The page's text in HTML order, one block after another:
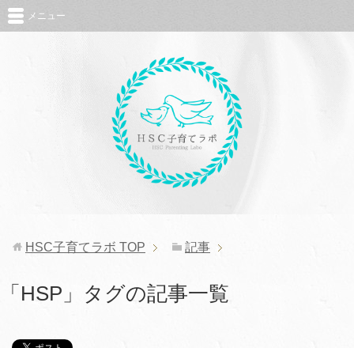
メニュー
HSC子育てラボ TOP 記事
「HSP」タグの記事一覧